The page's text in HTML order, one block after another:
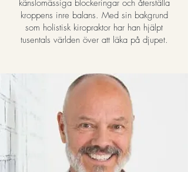
känslomässiga blockeringar och återställa
kroppens inre balans. Med sin bakgrund
som holistisk kiropraktor har han hjälpt
tusentals världen över att läka på djupet.